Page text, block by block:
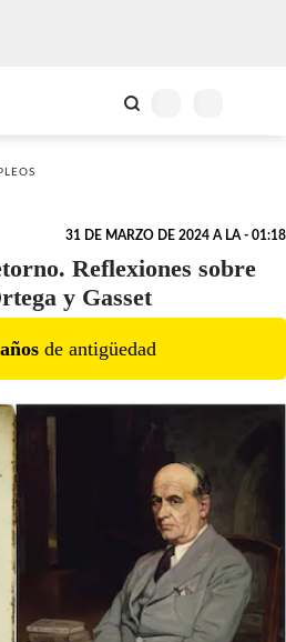
31 DE MARZO DE 2024 A LA - 01:18
Reflexiones sobre
y Gasset
años de antigüedad